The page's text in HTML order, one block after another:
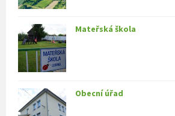
Mateřská škola
Obecní úřad